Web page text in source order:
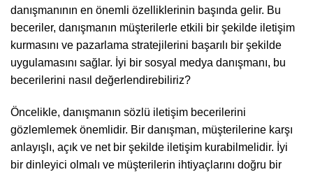
danışmanının en önemli özelliklerinin başında gelir. Bu
beceriler, danışmanın müşterilerle etkili bir şekilde iletişim
kurmasını ve pazarlama stratejilerini başarılı bir şekilde
uygulamasını sağlar. İyi bir sosyal medya danışmanı, bu
becerilerini nasıl değerlendirebiliriz?
Öncelikle, danışmanın sözlü iletişim becerilerini
gözlemlemek önemlidir. Bir danışman, müşterilerine karşı
anlayışlı, açık ve net bir şekilde iletişim kurabilmelidir. İyi
bir dinleyici olmalı ve müşterilerin ihtiyaçlarını doğru bir